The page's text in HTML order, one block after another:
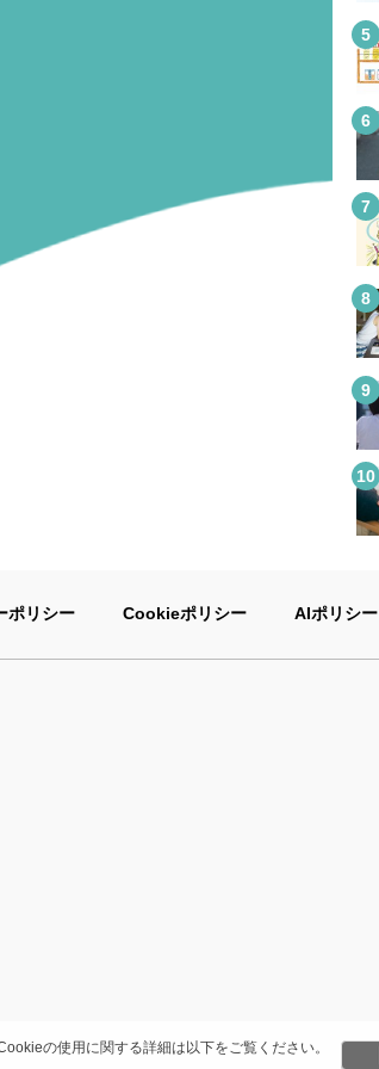
の使用に関する詳細は以下をご覧ください。
ポリシー Cookieポリシー AIポリシー